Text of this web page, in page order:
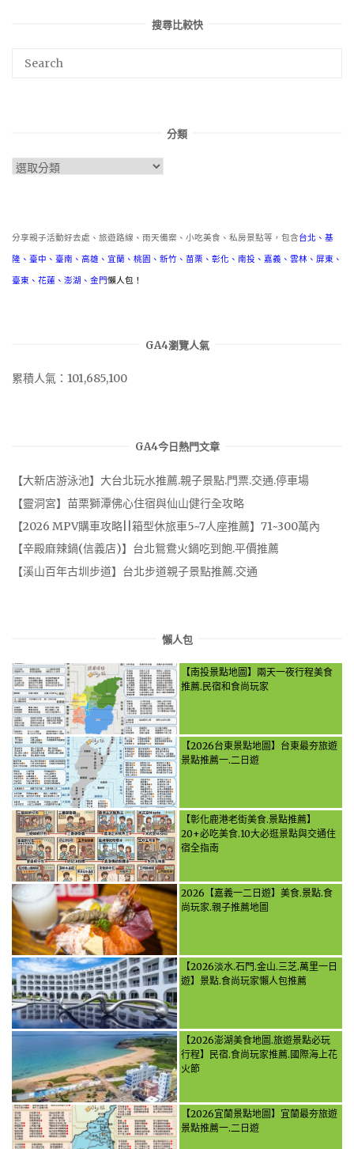
搜尋比較快
分類
分
分享親子活動好去處、旅遊路線、雨天備案、小吃美食、私房景點等，包含台北 、 基
隆 、 臺中 、 臺南 、 高雄 、 宜蘭 、 桃園 、 新竹 、 苗栗 、 彰化 、 南投 、 嘉義 、 雲林 、 屏東 、
臺東 、 花蓮 、 澎湖 、 金門懶人包！
GA4瀏覽人氣
累積人氣：101,685,100
GA4今日熱門文章
【大新店游泳池】大台北玩水推薦.親子景點.門票.交通.停車場
【靈洞宮】苗栗獅潭佛心住宿與仙山健行全攻略
【2026 MPV購車攻略||箱型休旅車5~7人座推薦】71~300萬內
【辛殿麻辣鍋(信義店)】台北鴛鴦火鍋吃到飽.平價推薦
【溪山百年古圳步道】台北步道親子景點推薦.交通
懶人包
【南投景點地圖】兩天一夜行程美食
推薦.民宿和食尚玩家
【2026台東景點地圖】台東最夯旅遊
景點推薦一.二日遊
【彰化鹿港老街美食.景點推薦】
20+必吃美食.10大必逛景點與交通住
宿全指南
2026【嘉義一二日遊】美食.景點.食
尚玩家.親子推薦地圖
【2026淡水.石門.金山.三芝.萬里一日
遊】景點.食尚玩家懶人包推薦
【2026澎湖美食地圖.旅遊景點必玩
行程】民宿.食尚玩家推薦.國際海上花
火節
【2026宜蘭景點地圖】宜蘭最夯旅遊
景點推薦一.二日遊